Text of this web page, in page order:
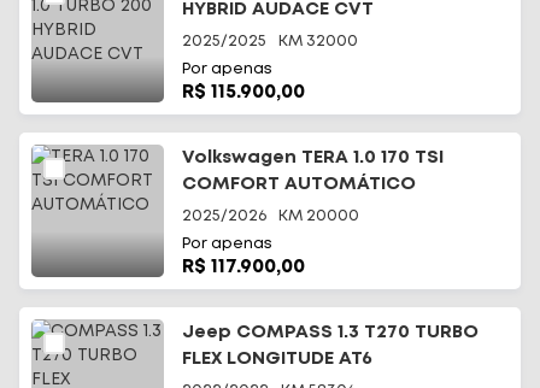
HYBRID AUDACE CVT
2025/2025 KM 32000
Por apenas
R$ 115.900,00
Volkswagen TERA 1.0 170 TSI
COMFORT AUTOMÁTICO
2025/2026 KM 20000
Por apenas
R$ 117.900,00
Jeep COMPASS 1.3 T270 TURBO
FLEX LONGITUDE AT6